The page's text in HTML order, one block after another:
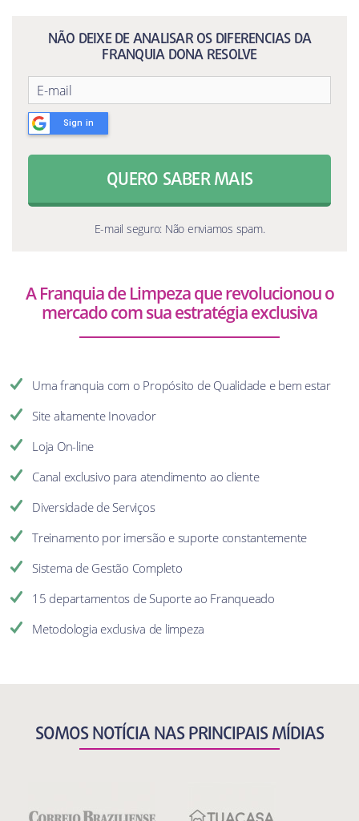
NÃO DEIXE DE ANALISAR OS DIFERENCIAS DA
FRANQUIA DONA RESOLVE
Sign in
QUERO SABER MAIS
E-mail seguro: Não enviamos spam.
A Franquia de Limpeza que revolucionou o
mercado com sua estratégia exclusiva
Uma franquia com o Propósito de Qualidade e bem estar
Site altamente Inovador
Loja On-line
Canal exclusivo para atendimento ao cliente
Diversidade de Serviços
Treinamento por imersão e suporte constantemente
Sistema de Gestão Completo
15 departamentos de Suporte ao Franqueado
Metodologia exclusiva de limpeza
SOMOS NOTÍCIA NAS PRINCIPAIS MÍDIAS